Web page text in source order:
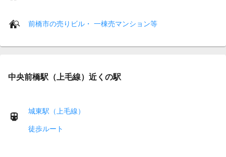
前橋市の売りビル・ 一棟売マンション等
中央前橋駅（上毛線）近くの駅
城東駅（上毛線）
徒歩ルート